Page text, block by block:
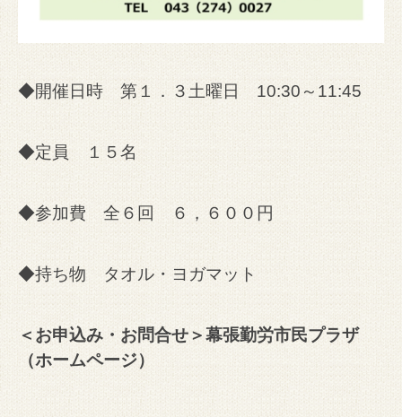
◆開催日時 第１．３土曜日 10:30～11:45
◆定員 １５名
◆参加費 全６回 ６，６００円
◆持ち物 タオル・ヨガマット
＜お申込み・お問合せ＞幕張勤労市民プラザ
（ホームページ）